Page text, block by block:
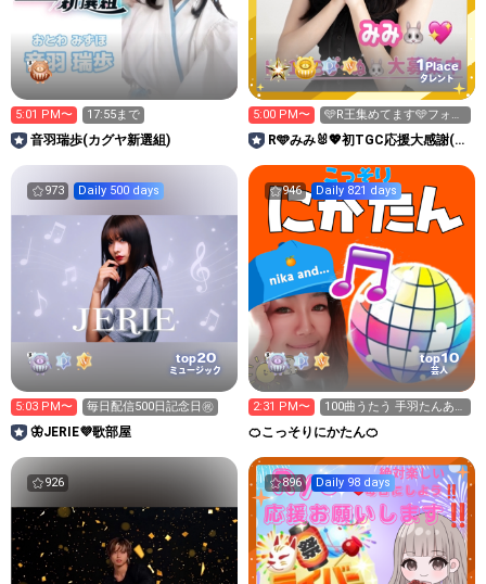
5:01 PM〜 17:55まで
音羽瑞歩(カグヤ新選組)
1Place
タレント
5:00 PM〜
🩵R王集めてます🩵フォロ
ワー目標まであと18人❣️
R🩵みみ🐰💖初TGC応援大感謝(>
973 Daily 500 days
top20
ミュージック
5:03 PM〜 毎日配信500日記念日㊗️
🦋JERIE💜‪‪歌部屋
946 Daily 821 days
top10
芸人
2:31 PM〜
100曲うたう 手羽たんあり
まとーらぶ💞
🍊こっそりにかたん🍊
926 896 Daily 98 days